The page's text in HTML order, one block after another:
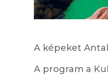
A képeket
A program a